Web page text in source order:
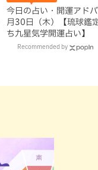
今日の占い・開運アド
月30日（木）【琉球鑑
ち九星気学開運占い】
Recommended by